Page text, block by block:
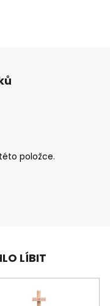
položce.
LÍBIT